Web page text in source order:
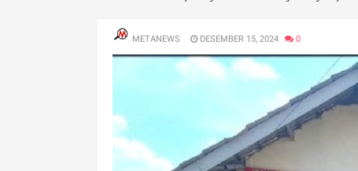
METANEWS DESEMBER 15, 2024 0